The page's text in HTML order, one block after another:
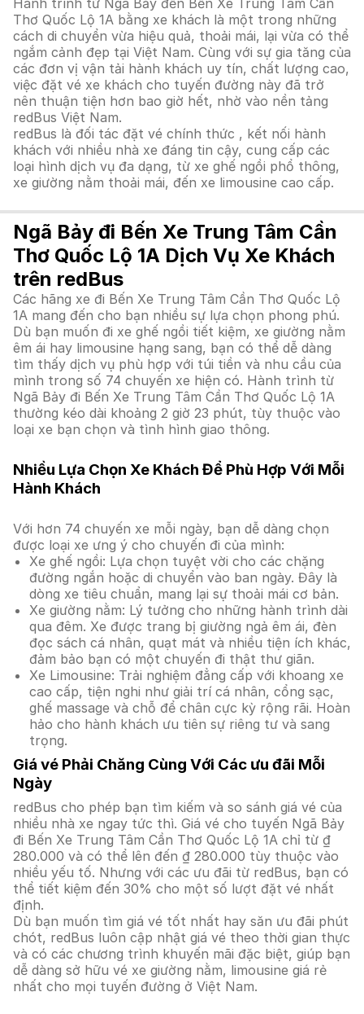
Hành trình từ Ngã Bảy đến Bến Xe Trung Tâm Cần
Thơ Quốc Lộ 1A bằng xe khách là một trong những
cách di chuyển vừa hiệu quả, thoải mái, lại vừa có thể
ngắm cảnh đẹp tại Việt Nam. Cùng với sự gia tăng của
các đơn vị vận tải hành khách uy tín, chất lượng cao,
việc đặt vé xe khách cho tuyến đường này đã trở
nên thuận tiện hơn bao giờ hết, nhờ vào nền tảng
redBus Việt Nam.
redBus là đối tác đặt vé chính thức , kết nối hành
khách với nhiều nhà xe đáng tin cậy, cung cấp các
loại hình dịch vụ đa dạng, từ xe ghế ngồi phổ thông,
xe giường nằm thoải mái, đến xe limousine cao cấp.
Ngã Bảy đi Bến Xe Trung Tâm Cần
Thơ Quốc Lộ 1A Dịch Vụ Xe Khách
trên redBus
Các hãng xe đi Bến Xe Trung Tâm Cần Thơ Quốc Lộ
1A mang đến cho bạn nhiều sự lựa chọn phong phú.
Dù bạn muốn đi xe ghế ngồi tiết kiệm, xe giường nằm
êm ái hay limousine hạng sang, bạn có thể dễ dàng
tìm thấy dịch vụ phù hợp với túi tiền và nhu cầu của
mình trong số 74 chuyến xe hiện có. Hành trình từ
Ngã Bảy đi Bến Xe Trung Tâm Cần Thơ Quốc Lộ 1A
thường kéo dài khoảng 2 giờ 23 phút, tùy thuộc vào
loại xe bạn chọn và tình hình giao thông.
Nhiều Lựa Chọn Xe Khách Để Phù Hợp Với Mỗi
Hành Khách
Với hơn 74 chuyến xe mỗi ngày, bạn dễ dàng chọn
được loại xe ưng ý cho chuyến đi của mình:
Xe ghế ngồi: Lựa chọn tuyệt vời cho các chặng
đường ngắn hoặc di chuyển vào ban ngày. Đây là
dòng xe tiêu chuẩn, mang lại sự thoải mái cơ bản.
Xe giường nằm: Lý tưởng cho những hành trình dài
qua đêm. Xe được trang bị giường ngả êm ái, đèn
đọc sách cá nhân, quạt mát và nhiều tiện ích khác,
đảm bảo bạn có một chuyến đi thật thư giãn.
Xe Limousine: Trải nghiệm đẳng cấp với khoang xe
cao cấp, tiện nghi như giải trí cá nhân, cổng sạc,
ghế massage và chỗ để chân cực kỳ rộng rãi. Hoàn
hảo cho hành khách ưu tiên sự riêng tư và sang
trọng.
Giá vé Phải Chăng Cùng Với Các ưu đãi Mỗi
Ngày
redBus cho phép bạn tìm kiếm và so sánh giá vé của
nhiều nhà xe ngay tức thì. Giá vé cho tuyến Ngã Bảy
đi Bến Xe Trung Tâm Cần Thơ Quốc Lộ 1A chỉ từ ₫
280.000 và có thể lên đến ₫ 280.000 tùy thuộc vào
nhiều yếu tố. Nhưng với các ưu đãi từ redBus, bạn có
thể tiết kiệm đến 30% cho một số lượt đặt vé nhất
định.
Dù bạn muốn tìm giá vé tốt nhất hay săn ưu đãi phút
chót, redBus luôn cập nhật giá vé theo thời gian thực
và có các chương trình khuyến mãi đặc biệt, giúp bạn
dễ dàng sở hữu vé xe giường nằm, limousine giá rẻ
nhất cho mọi tuyến đường ở Việt Nam.